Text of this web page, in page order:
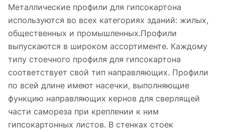
Металлические профили для гипcокартона
используются во всех категориях зданий: жилых,
общественных и промышленных.Профили
выпускаются в широком ассортименте. Каждому
типу стоечного профиля для гипсокартона
соответствует свой тип направляющих. Профили
по всей длине имеют насечки, выполняющие
функцию направляющих кернов для сверлящей
части самореза при креплении к ним
гипсокартонных листов. В стенках стоек